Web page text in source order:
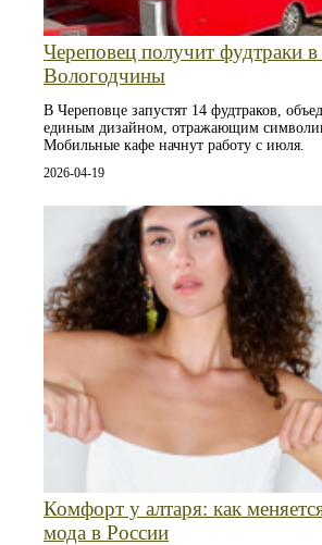
Череповец получит фудтраки в
Вологодчины
В Череповце запустят 14 фудтраков,
единым дизайном, отражающим
Мобильные кафе начнут работу с июля.
2026-04-19
Комфорт у алтаря: как
мода в России